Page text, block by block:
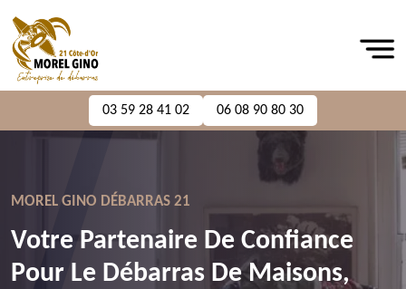
03 59 28 41 02 06 08 90 80 30
MOREL GINO DÉBARRAS 21
Votre Partenaire De Confiance
Pour Le Débarras De Maisons,